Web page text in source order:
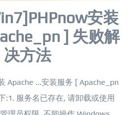
安装
] 失败解
决方法
Apache ...安装服务 [ Apache_pn
:1. 服务名已存在, 请卸载或使用